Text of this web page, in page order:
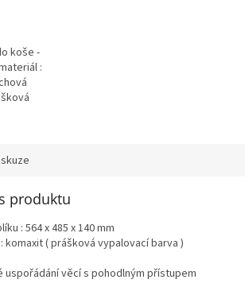
koše -
:
produktu
: 564 x 485 x 140 mm
komaxit ( prášková vypalovací barva )
uspořádání věcí s pohodlným přístupem